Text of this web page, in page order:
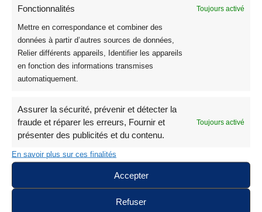
Fonctionnalités Toujours activé
Mettre en correspondance et combiner des
données à partir d’autres sources de données,
Relier différents appareils, Identifier les appareils
en fonction des informations transmises
automatiquement.
Assurer la sécurité, prévenir et détecter la
fraude et réparer les erreurs, Fournir et
présenter des publicités et du contenu.
Toujours activé
En savoir plus sur ces finalités
Accepter
Refuser
Les Meilleures Ventes
23
Nouveautés Tissus 120
Coton 135
Tissu Voile de Coton
Voile de Coton Matelassé 5
Broderie Anglaise 4
Coton 3D et Impression Digitale
Tissu Fleuri Style Liberty Oeko-Tex